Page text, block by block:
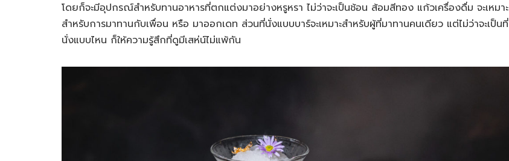
โดยก็จะมีอุปกรณ์สำหรับทานอาหารที่ตกแต่งมาอย่างหรูหรา ไม่ว่าจะเป็นช้อน ส้อมสีทอง แก้วเครื่องดื่ม จะเหมาะ
สำหรับการมาทานกับเพื่อน หรือ มาออกเดท ส่วนที่นั่งแบบบาร์จะเหมาะสำหรับผู้ที่มาทานคนเดียว แต่ไม่ว่าจะเป็นที่
นั่งแบบไหน ก็ให้ความรู้สึกที่ดูมีเสห่น์ไม่แพ้กัน